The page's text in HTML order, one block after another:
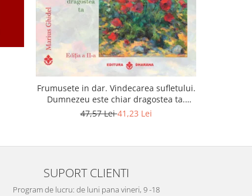
Frumusete in dar. Vindecarea sufletului.
Dumnezeu este chiar dragostea ta.
Editia a 2-a
47,57 Lei41,23 Lei
SUPORT CLIENTI
Program de lucru: de luni pana vineri, 9 -18